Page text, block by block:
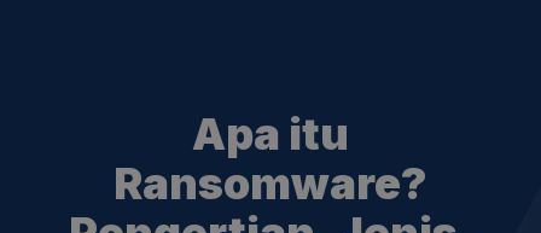
Apa itu
Ransomware?